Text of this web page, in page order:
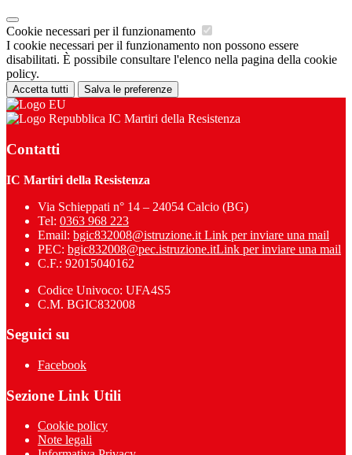
Cookie necessari per il funzionamento
I cookie necessari per il funzionamento non possono essere
disabilitati. È possibile consultare l'elenco nella pagina della cookie
policy.
Accetta tutti Salva le preferenze
IC Martiri della Resistenza
Contatti
IC Martiri della Resistenza
Via Schieppati n° 14 – 24054 Calcio (BG)
Tel: 0363 968 223
Email: bgic832008@istruzione.it Link per inviare una mail
PEC: bgic832008@pec.istruzione.itLink per inviare una mail
C.F.: 92015040162
Codice Univoco: UFA4S5
C.M. BGIC832008
Seguici su
Facebook
Sezione Link Utili
Cookie policy
Note legali